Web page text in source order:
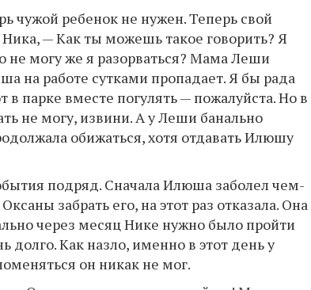
чужой ребенок не нужен. Теперь свой
— Как ты можешь такое говорить? Я
могу же я разорваться? Мама Леши
на работе сутками пропадает. Я бы рада
парке вместе погулять — пожалуйста. Но в
не могу, извини. А у Леши банально
обижаться, хотя отдавать Илюшу
подряд. Сначала Илюша заболел чем-
забрать его, на этот раз отказала. Она
через месяц Нике нужно было пройти
долго. Как назло, именно в этот день у
он никак не мог.